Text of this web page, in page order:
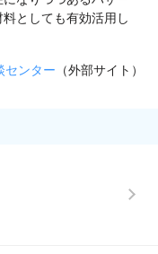
としても有効活用し
センター （外部サイト）